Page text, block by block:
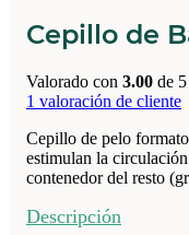
Cepillo de
Valorado con 3.00 de 5
1 valoración de cliente
Cepillo de pelo
estimulan la
contenedor del resto
Descripción